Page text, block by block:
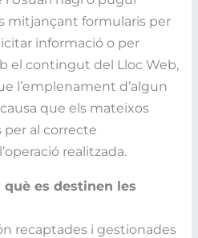
mitjançant formularis per
informació o per
el contingut del Lloc Web,
l’emplenament d’algun
que els mateixos
al correcte
realitzada.
es destinen les
recaptades i gestionades